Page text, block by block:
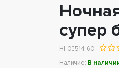
супер
НІ-03514-60
Наличие: В